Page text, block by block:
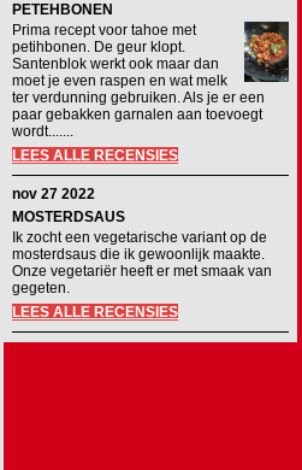
PETEHBONEN
Prima recept voor tahoe met
petihbonen. De geur klopt.
Santenblok werkt ook maar dan
moet je even raspen en wat melk
ter verdunning gebruiken. Als je er een
paar gebakken garnalen aan toevoegt
wordt.......
LEES ALLE RECENSIES
nov 27 2022
MOSTERDSAUS
Ik zocht een vegetarische variant op de
mosterdsaus die ik gewoonlijk maakte.
Onze vegetariër heeft er met smaak van
gegeten.
LEES ALLE RECENSIES